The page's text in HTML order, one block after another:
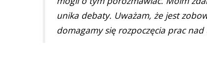
unika debaty. Uważam, że jest
domagamy się rozpoczęcia prac